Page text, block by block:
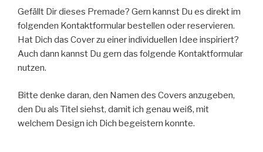
Gefällt Dir dieses Premade? Gern kannst Du es direkt im
folgenden Kontaktformular bestellen oder reservieren.
Hat Dich das Cover zu einer individuellen Idee inspiriert?
Auch dann kannst Du gern das folgende Kontaktformular
nutzen.
Bitte denke daran, den Namen des Covers anzugeben,
den Du als Titel siehst, damit ich genau weiß, mit
welchem Design ich Dich begeistern konnte.